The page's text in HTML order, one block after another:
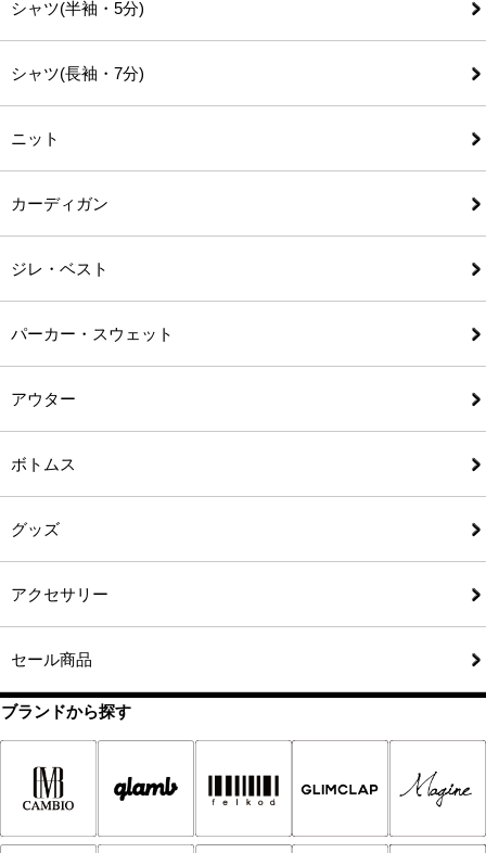
シャツ(半袖・5分)
シャツ(長袖・7分)
ニット
カーディガン
ジレ・ベスト
パーカー・スウェット
アウター
ボトムス
グッズ
アクセサリー
セール商品
ブランドから探す